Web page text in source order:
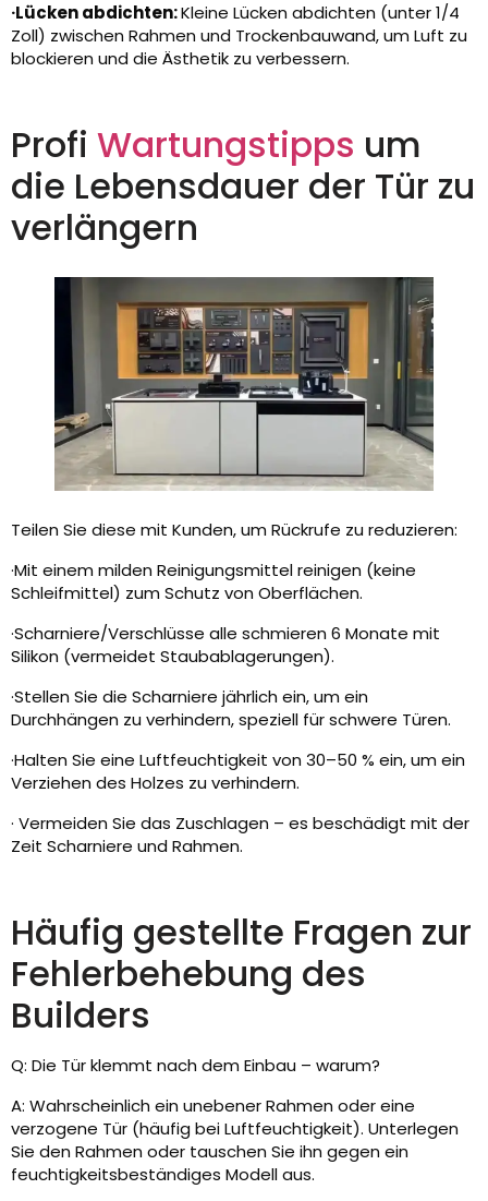
·Lücken abdichten:Kleine Lücken abdichten (unter 1/4
Zoll) zwischen Rahmen und Trockenbauwand, um Luft zu
blockieren und die Ästhetik zu verbessern.
Profi Wartungstipps um
die Lebensdauer der Tür zu
verlängern
Teilen Sie diese mit Kunden, um Rückrufe zu reduzieren:
·Mit einem milden Reinigungsmittel reinigen (keine
Schleifmittel) zum Schutz von Oberflächen.
·Scharniere/Verschlüsse alle schmieren 6 Monate mit
Silikon (vermeidet Staubablagerungen).
·Stellen Sie die Scharniere jährlich ein, um ein
Durchhängen zu verhindern, speziell für schwere Türen.
·Halten Sie eine Luftfeuchtigkeit von 30–50 % ein, um ein
Verziehen des Holzes zu verhindern.
· Vermeiden Sie das Zuschlagen – es beschädigt mit der
Zeit Scharniere und Rahmen.
Häufig gestellte Fragen zur
Fehlerbehebung des
Builders
Q: Die Tür klemmt nach dem Einbau – warum?
A: Wahrscheinlich ein unebener Rahmen oder eine
verzogene Tür (häufig bei Luftfeuchtigkeit). Unterlegen
Sie den Rahmen oder tauschen Sie ihn gegen ein
feuchtigkeitsbeständiges Modell aus.